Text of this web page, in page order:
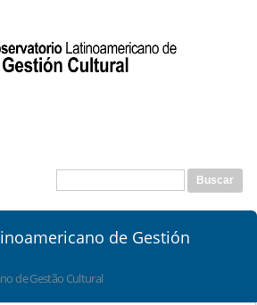
principal
Formulario de búsqueda
de Gestión
de Gestão Cultural